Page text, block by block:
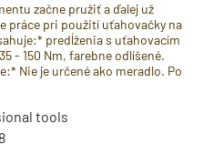
začne pružiť a ďalej už
práce pri použití uťahovačky na
predĺženia s uťahovacím
- 150 Nm, farebne odlíšené.
Nie je určené ako meradlo. Po
tools